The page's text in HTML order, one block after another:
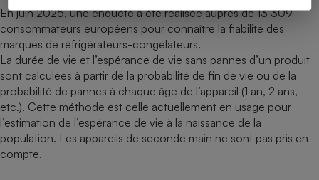
En juin 2025, une enquête a été réalisée auprès de 13 309
consommateurs européens pour connaître la fiabilité des
marques de réfrigérateurs-congélateurs.
La durée de vie et l’espérance de vie sans pannes d’un produit
sont calculées à partir de la probabilité de fin de vie ou de la
probabilité de pannes à chaque âge de l’appareil (1 an, 2 ans,
etc.). Cette méthode est celle actuellement en usage pour
l’estimation de l’espérance de vie à la naissance de la
population. Les appareils de seconde main ne sont pas pris en
compte.